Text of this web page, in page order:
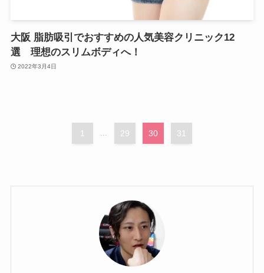
大阪 脂肪吸引でおすすめの人気美容クリニック12
選 理想のスリムボディへ！
2022年3月4日
1 ... 29 30 31